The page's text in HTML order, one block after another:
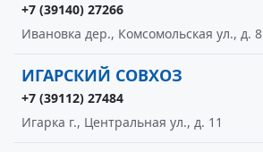
+7 (39140) 27266
Ивановка дер., Комсомольская ул., д. 8
ИГАРСКИЙ СОВХОЗ
+7 (39112) 27484
Игарка г., Центральная ул., д. 11